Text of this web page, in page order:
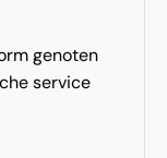
genoten
service